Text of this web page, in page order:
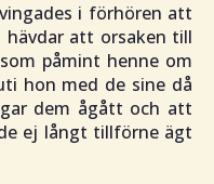
i förhören att
att orsaken till
påmint henne om
hon med de sine då
dem ågått och att
ej långt tillförne ägt